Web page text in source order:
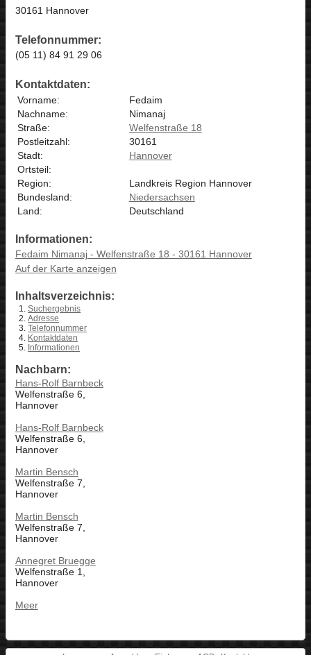
30161 Hannover
Telefonnummer:
(05 11) 84 91 29 06
Kontaktdaten:
Vorname:
Fedaim
Nachname:
Nimanaj
Straße:
Welfenstraße 18
Postleitzahl:
30161
Stadt:
Hannover
Ortsteil:
Region:
Landkreis Region Hannover
Bundesland:
Niedersachsen
Land:
Deutschland
Informationen:
Fedaim Nimanaj - Welfenstraße 18 - 30161 Hannover
Auf der Karte anzeigen
Inhaltsverzeichnis:
Suchergebnis
Adresse
Telefonnummer
Kontaktdaten
Informationen
Nachbarn:
Hans-Rolf Barnbeck
Welfenstraße 6,
Hannover
Hans-Rolf Barnbeck
Welfenstraße 6,
Hannover
Martin Bensch
Welfenstraße 7,
Hannover
Martin Bensch
Welfenstraße 7,
Hannover
Annegret Bruegge
Welfenstraße 1,
Hannover
Meer